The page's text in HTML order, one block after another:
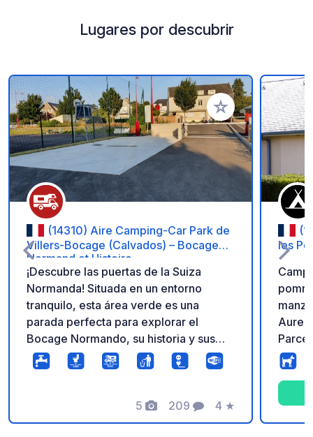
Lugares por descubrir
Añadir a tus
(14310) Aire Camping-Car Park de
Villers-Bocage (Calvados) – Bocage
Normand et Histoire
¡Descubre las puertas de la Suiza
Normanda! Situada en un entorno
tranquilo, esta área verde es una
parada perfecta para explorar el
Bocage Normando, su historia y sus
rutas de senderismo. Acceso rápido a
comercios locales y a las famosas
instalaciones modernas: parcelas
estabilizadas, conexión eléctrica
5
Fotos
209
Comentarios
4
Calificación
★
les
Aure,
9h a